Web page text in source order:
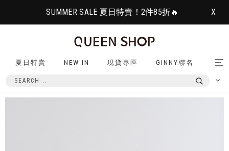
SUMMER SALE 夏日特賣！2件85折🔥 X
夏日特賣 NEW IN 現貨專區 GINNY聯名